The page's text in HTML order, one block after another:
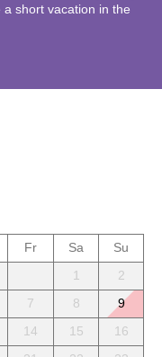
short vacation in the
Fr Sa
Su
1
2
7 8
9
14 15
16